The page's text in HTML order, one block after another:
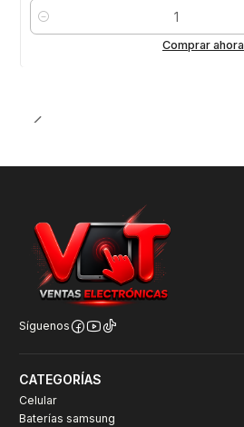
Cantidad
Comprar ahora
Síguenos
CATEGORÍAS
Celular
Baterías samsung